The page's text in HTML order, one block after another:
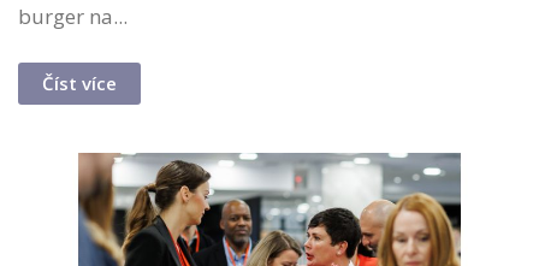
burger na...
Číst více